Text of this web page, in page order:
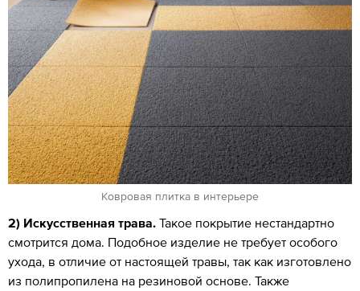
Ковровая плитка в интерьере
2) Искусственная трава. Такое покрытие нестандартно
смотрится дома. Подобное изделие не требует особого
ухода, в отличие от настоящей травы, так как изготовлено
из полипропилена на резиновой основе. Также